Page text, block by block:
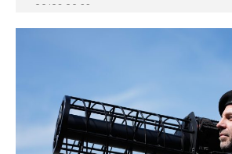
09/08 09:22
Η Αττική στο επίκεντρο της
του Δυτικού Νείλου, λέει η